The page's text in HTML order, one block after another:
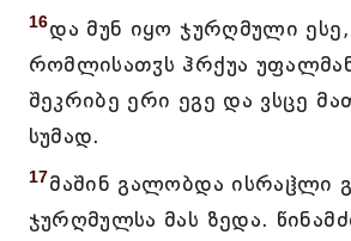
16და მუნ იყო ჯურღმული
რომლისათჳს ჰრქუა
შეკრიბე ერი ეგე და ვსცე
სუმად.
17მაშინ გალობდა ისრაჱლი
ჯურღმულსა მას ზედა.